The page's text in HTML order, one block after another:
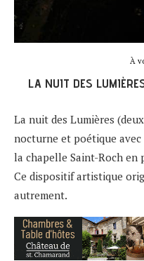
À
LA NUIT DES
La nuit des Lumières
nocturne et poétique
la chapelle Saint-Roch en
Ce dispositif artistique
autrement.